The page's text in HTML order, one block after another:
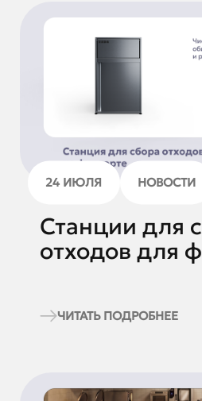
24 ИЮЛЯ НОВОСТИ
Станции для
отходов для
ЧИТАТЬ ПОДРОБНЕЕ